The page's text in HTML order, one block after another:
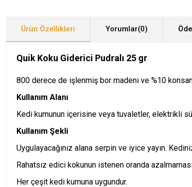
Ürün Özellikleri Yorumlar(0)
Quik Koku Giderici Pudralı 25 gr
800 derece de işlenmiş bor madeni ve %10
Kullanım Alanı
Kedi kumunun içerisine veya tuvaletler, elektrikli
Kullanım Şekli
Uygulayacağınız alana serpin ve iyice yayın.
Rahatsız edici kokunun istenen oranda
Her çeşit kedi kumuna uygundur.